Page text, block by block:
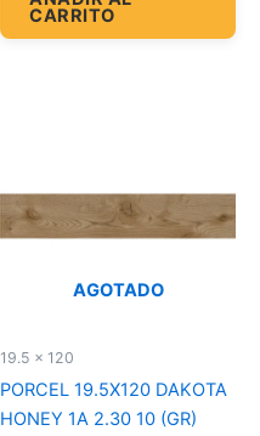
CARRITO
AGOTADO
19.5 x 120
PORCEL 19.5X120 DAKOTA
HONEY 1A 2.30 10 (GR)